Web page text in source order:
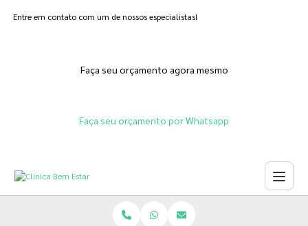
Entre em contato com um de nossos especialistas!
Faça seu orçamento agora mesmo
Faça seu orçamento por Whatsapp